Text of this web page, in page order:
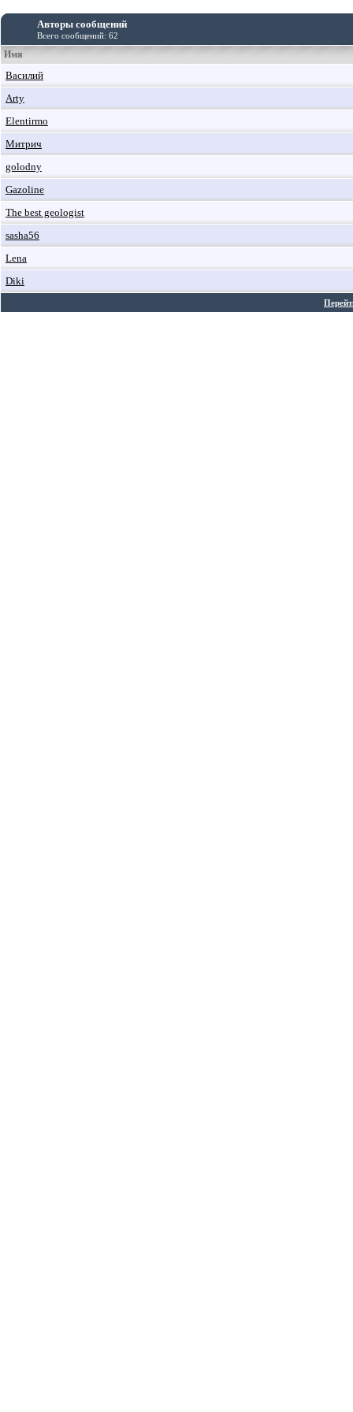
Авторы сообщений
Всего сообщений: 62
Имя
Василий
Arty
Elentirmo
Митрич
golodny
Gazoline
The best geologist
sasha56
Lena
Diki